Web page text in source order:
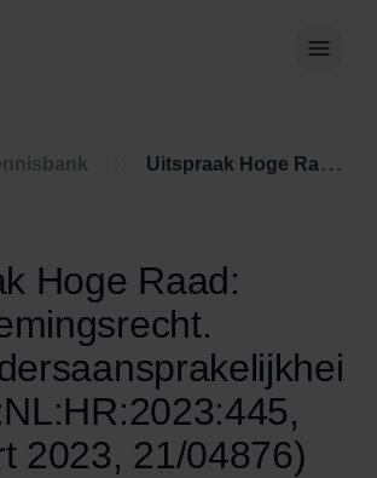
Uitspraak Hoge Raad: Ondernemingsrecht. Bestuurdersaansprakelijkheid (ECLI:NL:HR:2023:445, 24 maart 2023, 21/04876)
Hoge Raad:
2023, 21/04876)